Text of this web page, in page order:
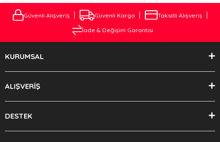
Güvenli Alışveriş Güvenli Kargo
Taksitli Alışveriş
İade & Değişim Garantisi
KURUMSAL
ALIŞVERİŞ
DESTEK